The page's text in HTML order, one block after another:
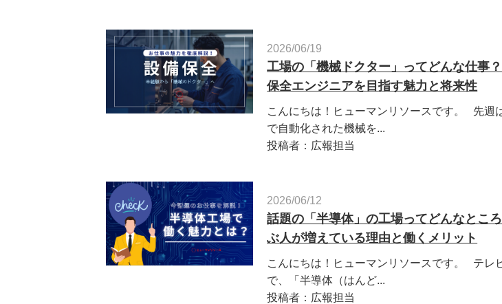
2026/06/19
工場の「機械ドクター」ってどんな仕事
保全エンジニアを目指す魅力と将来性
こんにちは！ヒューマンリソースです。 先週
で自動化された機械を...
投稿者：広報担当
2026/06/12
話題の「半導体」の工場ってどんなとこ
ぶ人が増えている理由と働くメリット
こんにちは！ヒューマンリソースです。 テレ
で、「半導体（はんど...
投稿者：広報担当